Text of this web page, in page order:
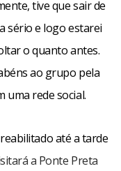
tive que sair de
sério e logo estarei
o quanto antes.
ao grupo pela
uma rede social.
até a tarde
a Ponte Preta